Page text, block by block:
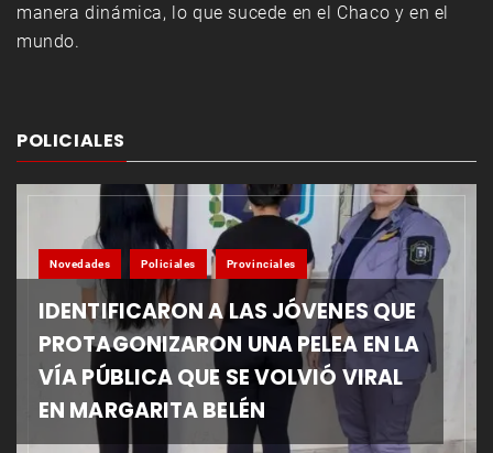
manera dinámica, lo que sucede en el Chaco y en el
mundo.
POLICIALES
Novedades Policiales Provinciales
IDENTIFICARON A LAS JÓVENES QUE
PROTAGONIZARON UNA PELEA EN LA
VÍA PÚBLICA QUE SE VOLVIÓ VIRAL
EN MARGARITA BELÉN